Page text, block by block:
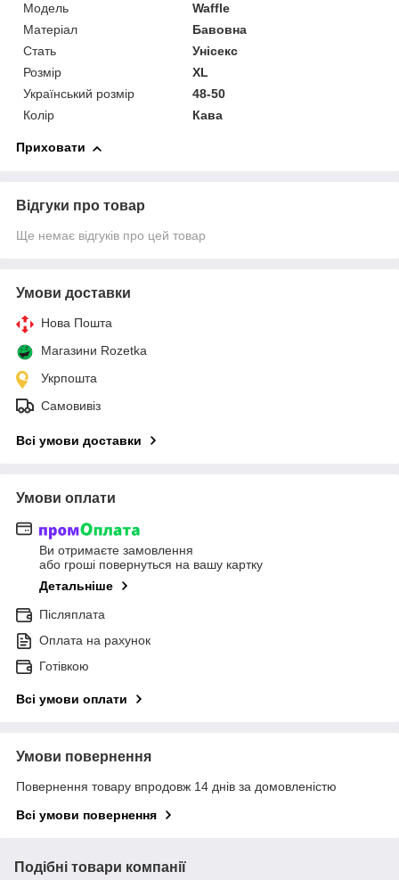
Мoдель
Waffle
Матеріал
Бавовна
Стать
Унісекс
Розмір
XL
Український розмір
48-50
Колір
Кава
Приховати
Відгуки про товар
Ще немає відгуків про цей товар
Умови доставки
Нова Пошта
Магазини Rozetka
Укрпошта
Самовивіз
Всі умови доставки
Умови оплати
Ви отримаєте замовлення
або гроші повернуться на вашу картку
Детальніше
Післяплата
Оплата на рахунок
Готівкою
Всі умови оплати
Умови повернення
Повернення товару впродовж 14 днів за домовленістю
Всі умови повернення
Подібні товари компанії